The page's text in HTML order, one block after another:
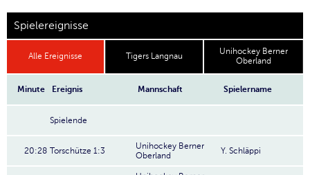
Spielereignisse
Alle Ereignisse Tigers Langnau
Unihockey Berner
Oberland
Minute Ereignis Mannschaft Spielername
Spielende
20:28 Torschütze 1:3
Unihockey Berner
Oberland
Y. Schläppi